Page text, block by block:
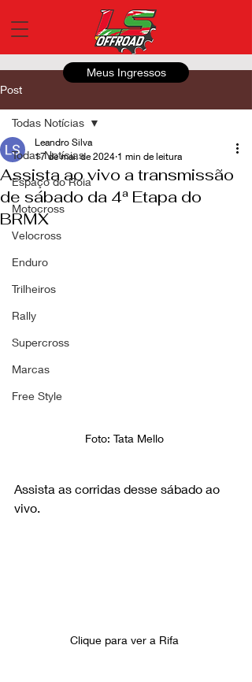
Meus Ingressos
Post
Todas Notícias
Espaço do Roia
Motocross
Velocross
Enduro
Trilheiros
Rally
Supercross
Marcas
Free Style
Todas Notícias
Assista ao vivo a transmissão
de sábado da 4ª Etapa do
BRMX
Leandro Silva
17 de mai. de 2024 1 min de leitura
Foto: Tata Mello
Assista as corridas desse sábado ao
vivo.
Clique para ver a Rifa